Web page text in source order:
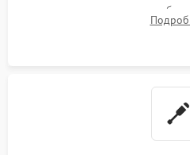
памяти при программных
разборка матрицы и замена